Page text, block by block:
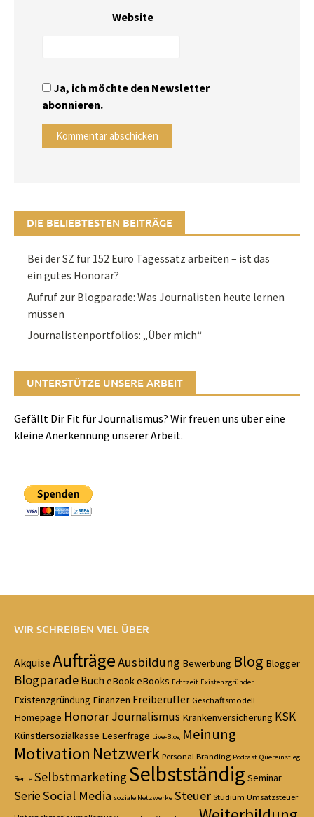
Website
Ja, ich möchte den Newsletter
abonnieren.
DIE BELIEBTESTEN BEITRÄGE
Bei der SZ für 152 Euro Tagessatz arbeiten – ist das
ein gutes Honorar?
Aufruf zur Blogparade: Was Journalisten heute lernen
müssen
Journalistenportfolios: „Über mich“
UNTERSTÜTZE UNSERE ARBEIT
Gefällt Dir Fit für Journalismus? Wir freuen uns über eine
kleine Anerkennung unserer Arbeit.
WIR SCHREIBEN VIEL ÜBER
Akquise AufträgeAusbildung Bewerbung Blog Blogger
Blogparade Buch eBookeBooks Echtzeit Existenzgründer
Existenzgründung Finanzen Freiberufler Geschäftsmodell
Homepage HonorarJournalismus Krankenversicherung KSK
Künstlersozialkasse Leserfrage Live-Blog Meinung
Motivation NetzwerkPersonal Branding Podcast Quereinstieg
Rente Selbstmarketing Selbstständig Seminar
SerieSocial Media soziale Netzwerke SteuerStudium Umsatzsteuer